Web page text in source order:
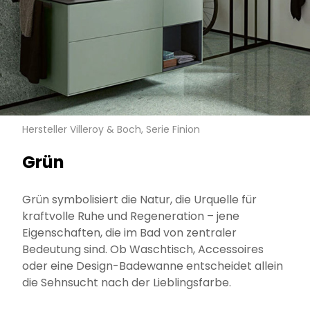
Hersteller Villeroy & Boch, Serie Finion
Grün
Grün symbolisiert die Natur, die Urquelle für
kraftvolle Ruhe und Regeneration – jene
Eigenschaften, die im Bad von zentraler
Bedeutung sind. Ob Waschtisch, Accessoires
oder eine Design-Badewanne entscheidet allein
die Sehnsucht nach der Lieblingsfarbe.